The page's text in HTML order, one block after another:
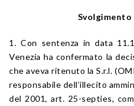
Svolgimento
1. Con sentenza in data
Venezia ha confermato la
che aveva ritenuto la S.r.l.
responsabile dell’illecito
del 2001, art. 25-septies,